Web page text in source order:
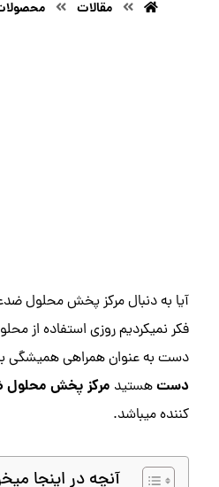
مقالات
آیا به دنبال مرکز پخش محلول
فکر نمیکردیم روزی استفاده از
دست به عنوان همراهی همیشگی
دستهستید مرکز پخش محلول
کننده میباشد.
آنچه در اینجا